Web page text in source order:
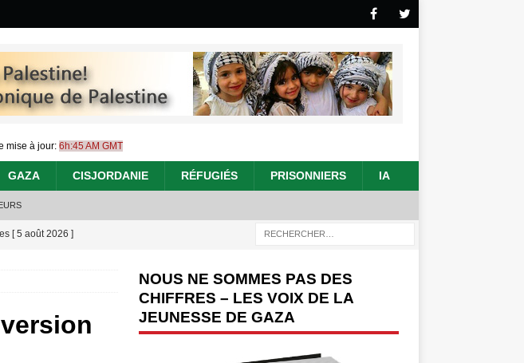
mise à jour: 6h:45 AM GMT
GAZA CISJORDANIE RÉFUGIÉS PRISONNIERS IA
[ 5 août 2026 ]
Israéliens multiplie les
NOUS NE SOMMES PAS DES
CHIFFRES – LES VOIX DE LA
JEUNESSE DE GAZA